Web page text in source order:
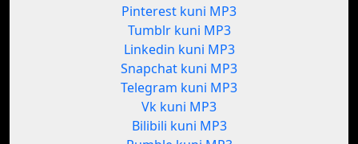
Pinterest kuni MP3
Tumblr kuni MP3
Linkedin kuni MP3
Snapchat kuni MP3
Telegram kuni MP3
Vk kuni MP3
Bilibili kuni MP3